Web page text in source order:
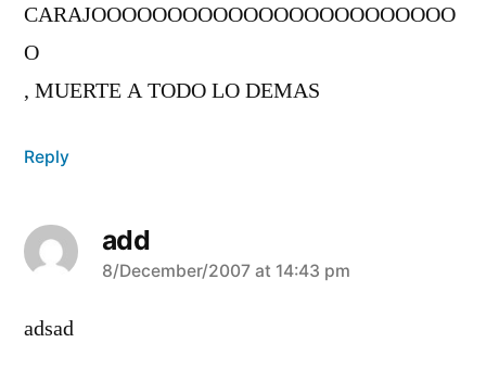
CARAJOOOOOOOOOOOOOOOOOOOOOOOO
O
, MUERTE A TODO LO DEMAS
Reply
add
says:
8/December/2007 at 14:43 pm
adsad